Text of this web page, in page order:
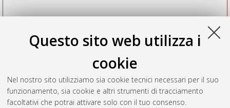
Questo sito web utilizza i
cookie
Nel nostro sito utilizziamo sia cookie tecnici necessari per il suo
funzionamento, sia cookie e altri strumenti di tracciamento
facoltativi che potrai attivare solo con il tuo consenso.